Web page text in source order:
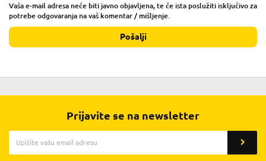
Vaša e-mail adresa neće biti javno objavljena, te će ista poslužiti isključivo za
potrebe odgovaranja na vaš komentar / mišljenje.
Pošalji
Prijavite se na newsletter